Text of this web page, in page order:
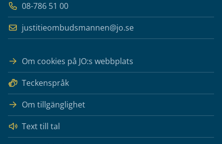
08-786 51 00
justitieombudsmannen@jo.se
Om cookies på JO:s webbplats
Teckenspråk
Om tillgänglighet
Text till tal